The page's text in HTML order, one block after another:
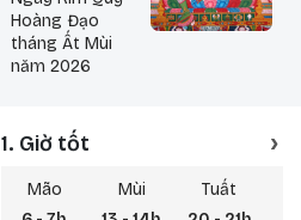
Hoàng Đạo
tháng Ất Mùi
năm 2026
1. Giờ tốt ›
Mão
Mùi
Tuất